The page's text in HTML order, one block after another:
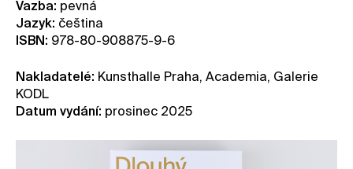
Vazba: pevná
Jazyk: čeština
ISBN: 978-80-908875-9-6
Nakladatelé: Kunsthalle Praha, Academia, Galerie
KODL
Datum vydání: prosinec 2025